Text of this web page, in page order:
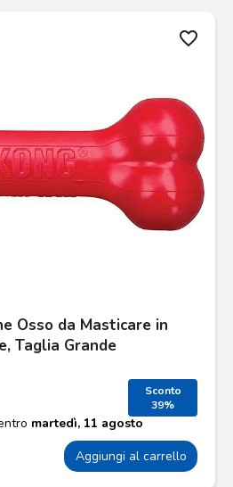
favorite_border
Osso da Masticare in
Taglia Grande
Sconto
39%
martedì, 11 agosto
Aggiungi al carrello